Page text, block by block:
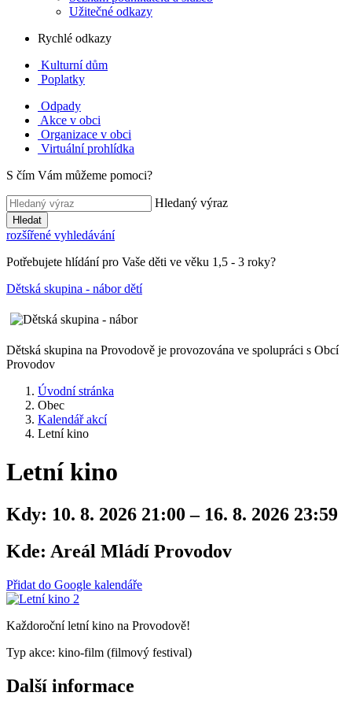
Užitečné odkazy
Rychlé odkazy
Kulturní dům
Poplatky
Odpady
Akce v obci
Organizace v obci
Virtuální prohlídka
S čím Vám můžeme pomoci?
Hledaný výraz
Hledat
rozšířené vyhledávání
Potřebujete hlídání pro Vaše děti ve věku 1,5 - 3 roky?
Dětská skupina - nábor dětí
Dětská skupina na Provodově je provozována ve spolupráci s Obcí
Provodov
Úvodní stránka
Obec
Kalendář akcí
Letní kino
Letní kino
Kdy: 10. 8. 2026 21:00 – 16. 8. 2026 23:59
Kde: Areál Mládí Provodov
Přidat do Google kalendáře
Každoroční letní kino na Provodově!
Typ akce: kino-film (filmový festival)
Další informace